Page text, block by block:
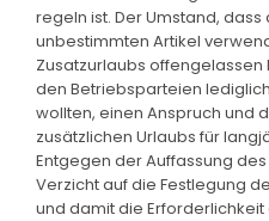
regeln ist. Der Umstand,
unbestimmten Artikel
Zusatzurlaubs
den Betriebsparteien
wollten, einen Anspruch und
zusätzlichen Urlaubs für
Entgegen der Auffassung
Verzicht auf die Festlegung
und damit die